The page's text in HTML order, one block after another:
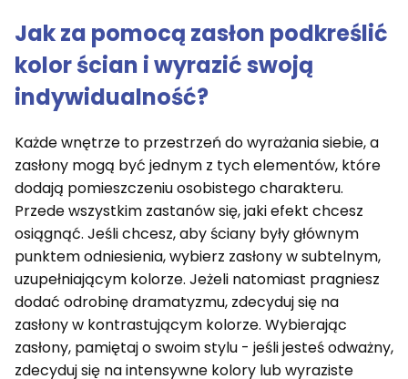
Jak za pomocą zasłon podkreślić
kolor ścian i wyrazić swoją
indywidualność?
Każde wnętrze to przestrzeń do wyrażania siebie, a
zasłony mogą być jednym z tych elementów, które
dodają pomieszczeniu osobistego charakteru.
Przede wszystkim zastanów się, jaki efekt chcesz
osiągnąć. Jeśli chcesz, aby ściany były głównym
punktem odniesienia, wybierz zasłony w subtelnym,
uzupełniającym kolorze. Jeżeli natomiast pragniesz
dodać odrobinę dramatyzmu, zdecyduj się na
zasłony w kontrastującym kolorze. Wybierając
zasłony, pamiętaj o swoim stylu - jeśli jesteś odważny,
zdecyduj się na intensywne kolory lub wyraziste